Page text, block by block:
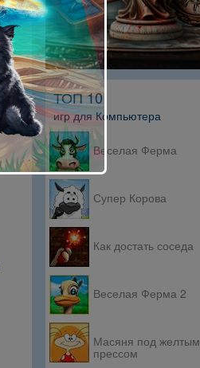
ТОП 10
игр для Компьютера
Веселая Ферма
Супер Корова
Как достать соседа
Веселая Ферма 2
Масяня под желтым
прессом